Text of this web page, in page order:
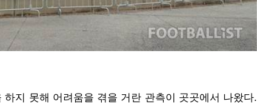
지 못해 어려움을 겪을 거란 관측이 곳곳에서 나왔다.